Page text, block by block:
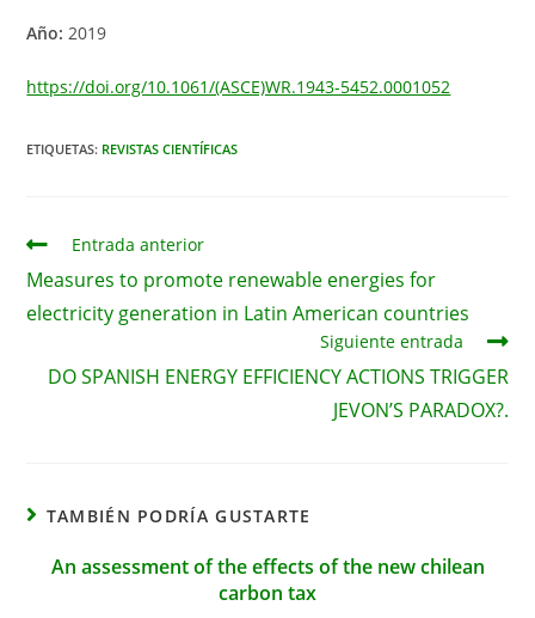
Año: 2019
https://doi.org/10.1061/(ASCE)WR.1943-5452.0001052
ETIQUETAS: REVISTAS CIENTÍFICAS
Leer
artículos
Entrada anterior
Measures to promote renewable energies for
electricity generation in Latin American countries
Siguiente entrada
DO SPANISH ENERGY EFFICIENCY ACTIONS TRIGGER
JEVON’S PARADOX?.
TAMBIÉN PODRÍA GUSTARTE
An assessment of the effects of the new chilean
carbon tax